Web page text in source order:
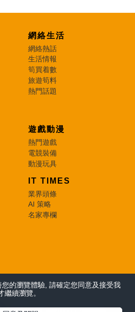
的瀏覽體驗, 請確定您同意及接受我
繼續瀏覽。
網絡生活
網絡熱話
生活情報
筍買着數
旅遊筍料
熱門話題
遊戲動漫
熱門遊戲
電競裝備
動漫玩具
IT TIMES
業界頭條
AI 策略
名家專欄
Reserved.